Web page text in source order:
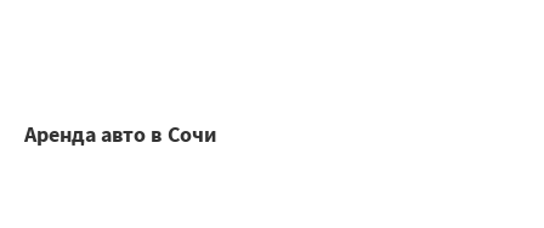
Аренда авто в Сочи